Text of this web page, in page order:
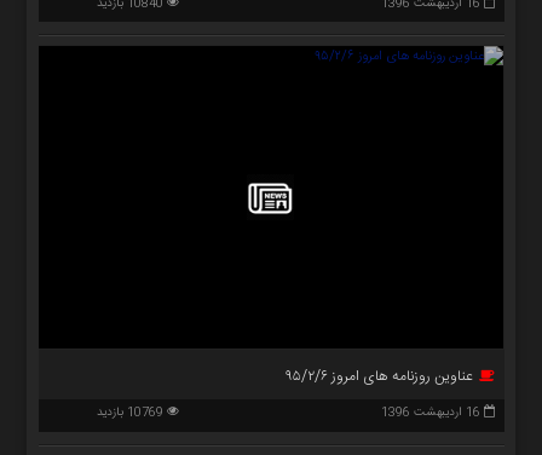
عناوین روزنامه های امروز ۹۵/۲/۶
16 اردیبهشت 1396